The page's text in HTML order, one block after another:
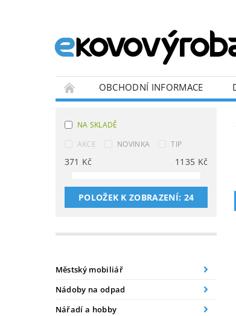
OBCHODNÍ INFORMACE
NA SKLADĚ
AKCE
NOVINKA TIP
371 Kč 1135 Kč
POLOŽEK K ZOBRAZENÍ: 24
Městský mobiliář
Nádoby na odpad
Nářadí a hobby